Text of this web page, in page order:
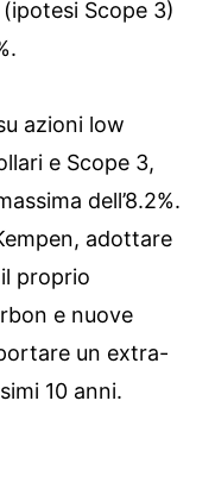
Scope 3)
azioni low
e Scope 3,
dell’8.2%.
adottare
proprio
e nuove
un extra-
10 anni.